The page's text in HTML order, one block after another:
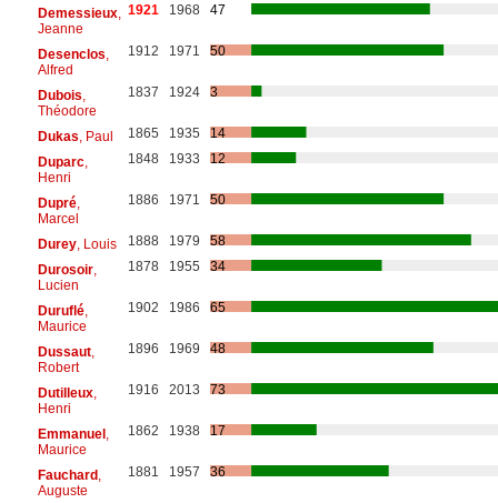
Demessieux,
Jeanne
1921 1968 47
Desenclos
Alfred
1912 1971 50
Dubois
Théodore
1837 1924 3
Dukas , Paul 1865 1935
14
Duparc,
Henri
1848 1933 12
Dupré,
Marcel
1886 1971 50
Durey, Louis 1888 1979
58
Durosoir,
Lucien
1878 1955 34
Duruflé,
Maurice
1902 1986 65
Dussaut,
Robert
1896 1969 48
Dutilleux,
Henri
1916 2013 73
Emmanuel,
Maurice
1862 1938 17
Fauchard,
Auguste
1881 1957 36